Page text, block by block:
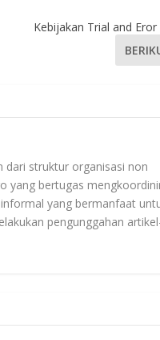
Kebijakan Trial and
dari struktur organisasi non
yang bertugas
yang bermanfaat
pengunggahan